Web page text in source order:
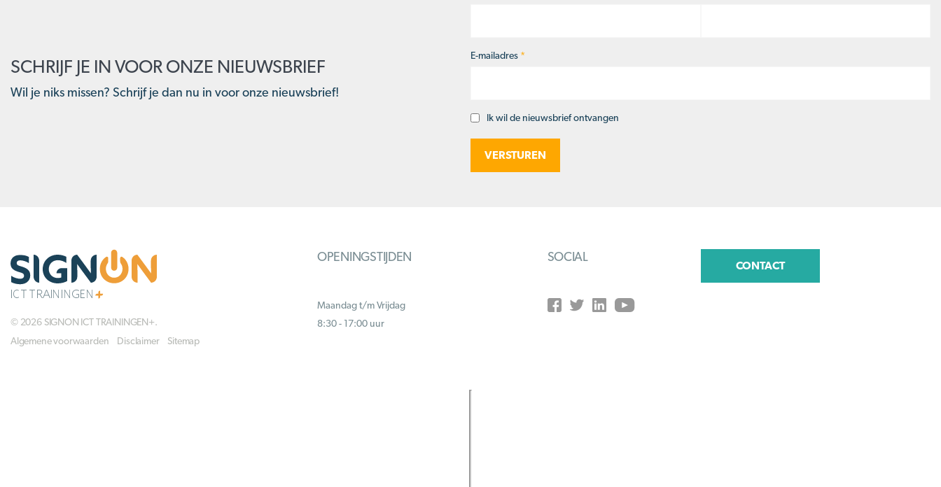
SCHRIJF JE IN VOOR ONZE NIEUWSBRIEF
Wil je niks missen? Schrijf je dan nu in voor onze nieuwsbrief!
E-mailadres *
Opt-Ik wil de nieuwsbrief ontvangen
© 2026 SIGNON ICT TRAININGEN+.
Algemene voorwaarden
Disclaimer Sitemap
OPENINGSTIJDEN
Maandag t/m Vrijdag
8:30 - 17:00 uur
SOCIAL
CONTACT